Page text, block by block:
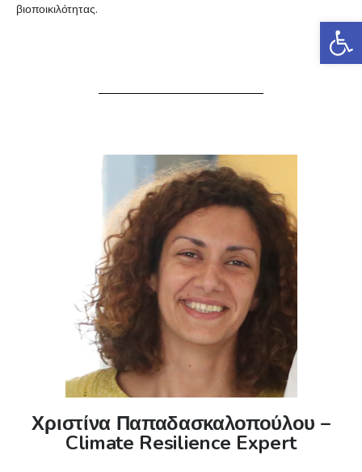
βιοποικιλότητας.
Χριστίνα Παπαδασκαλοπούλου –
Climate Resilience Expert